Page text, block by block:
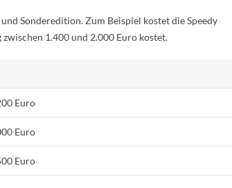
Sonderedition. Zum Beispiel kostet die Speedy
1.400 und 2.000 Euro kostet.
Euro
Euro
Euro